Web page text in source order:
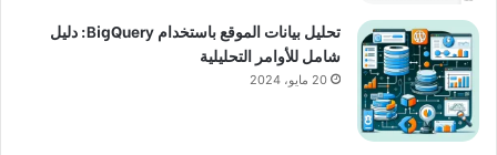
تحليل بيانات الموقع باستخدام BigQuery: دليل
شامل للأوامر التحليلية
20 مايو، 2024